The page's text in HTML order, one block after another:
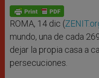
p
p
g
e
r
o
k
ROMA, 14 dic (
mundo, una de cada
dejar la propia casa a
persecuciones.